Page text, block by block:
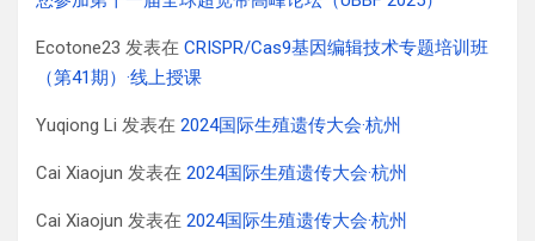
Ecotone23 发表在 CRISPR/Cas9基因编辑技术专题培训班
（第41期）·线上授课
Yuqiong Li 发表在 2024国际生殖遗传大会·杭州
Cai Xiaojun 发表在 2024国际生殖遗传大会·杭州
Cai Xiaojun 发表在 2024国际生殖遗传大会·杭州